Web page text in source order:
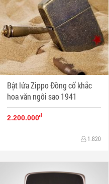
Bật lửa Zippo Đồng cổ khắc
hoa văn ngôi sao 1941
2.200.000đ
1.820